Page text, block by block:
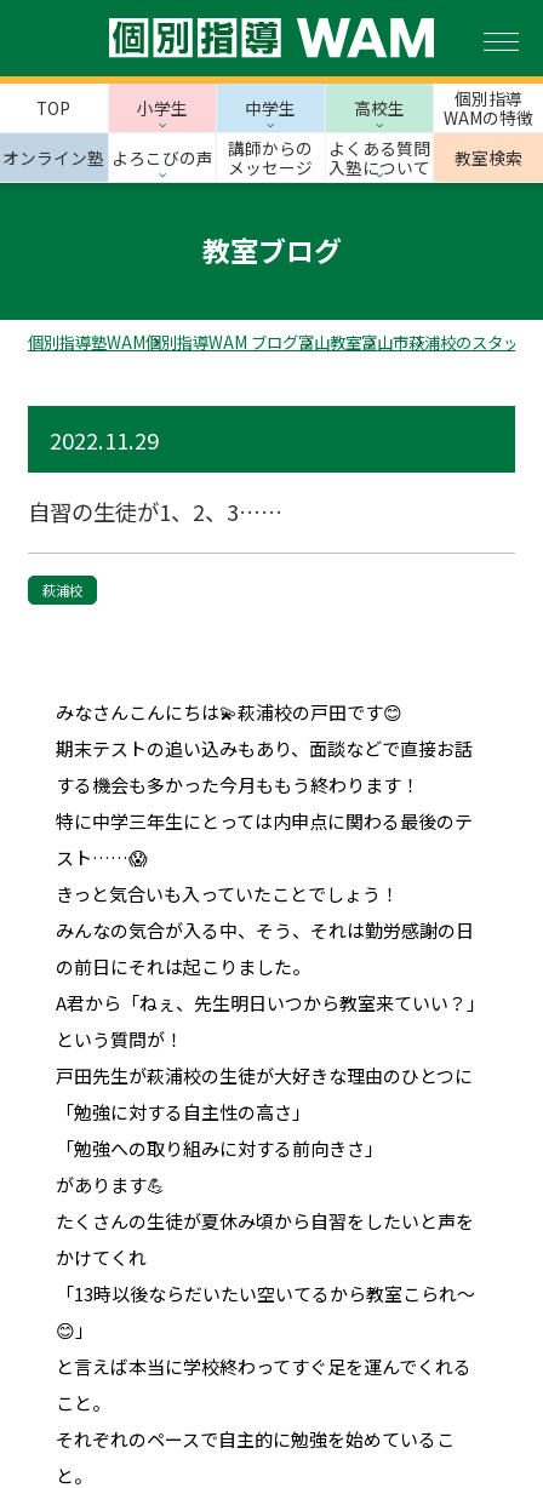
TOP 小学生 中学生 高校生
個別指導
WAMの特徴
オンライン塾 よろこびの声
講師からの
メッセージ
よくある質問
入塾について
教室検索
教室ブログ
個別指導塾WAM個別指導WAM ブログ富山教室富山市萩浦校のスタッフ
2022.11.29
自習の生徒が1、2、3……
萩浦校
みなさんこんにちは💫萩浦校の戸田です😊
期末テストの追い込みもあり、面談などで直接お話
する機会も多かった今月ももう終わります！
特に中学三年生にとっては内申点に関わる最後のテ
スト……😱
きっと気合いも入っていたことでしょう！
みんなの気合が入る中、そう、それは勤労感謝の日
の前日にそれは起こりました。
A君から「ねぇ、先生明日いつから教室来ていい？」
という質問が！
戸田先生が萩浦校の生徒が大好きな理由のひとつに
「勉強に対する自主性の高さ」
「勉強への取り組みに対する前向きさ」
があります💪
たくさんの生徒が夏休み頃から自習をしたいと声を
かけてくれ
「13時以後ならだいたい空いてるから教室こられ〜
😊」️
と言えば本当に学校終わってすぐ足を運んでくれる
こと。
それぞれのペースで自主的に勉強を始めているこ
と。